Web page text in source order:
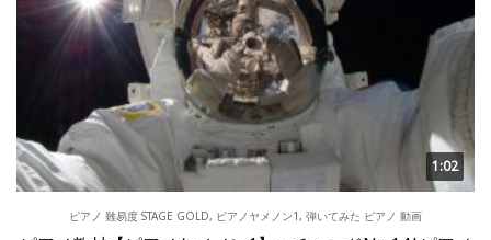
1:02
ピアノ 難易度 STAGE GOLD, ピアノヤメノン1 , 弾いてみた ピアノ 動画